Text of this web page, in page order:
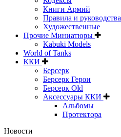
Книги Армий
Правила и руководства
Художественные
Прочие Миниатюры
Kabuki Models
World of Tanks
ККИ
Берсерк
Берсерк Герои
Берсерк Old
Аксессуары ККИ
Альбомы
Протектора
Новости